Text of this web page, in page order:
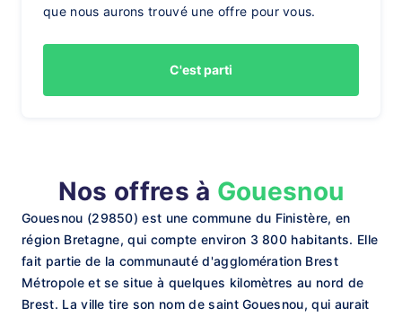
que nous aurons trouvé une offre pour vous.
C'est parti
Nos offres à Gouesnou
Gouesnou (29850) est une commune du Finistère, en
région Bretagne, qui compte environ 3 800 habitants. Elle
fait partie de la communauté d'agglomération Brest
Métropole et se situe à quelques kilomètres au nord de
Brest. La ville tire son nom de saint Gouesnou, qui aurait